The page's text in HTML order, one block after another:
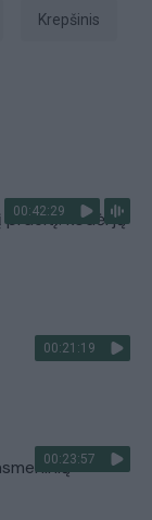
Krepšinis
00:42:29
praeitį: kodėl jų
00:21:19
00:23:57